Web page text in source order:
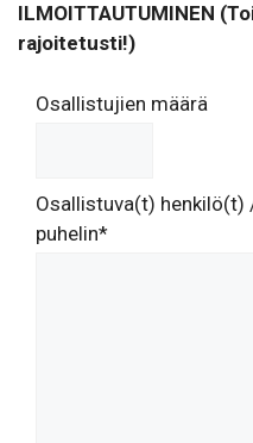
ILMOITTAUTUMINEN
rajoitetusti!)
Osallistujien määrä
Osallistuva(t)
puhelin*